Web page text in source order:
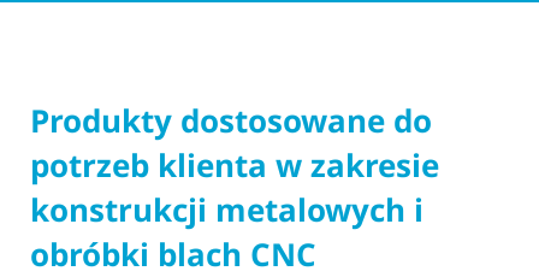
Produkty dostosowane do
potrzeb klienta w zakresie
konstrukcji metalowych i
obróbki blach CNC